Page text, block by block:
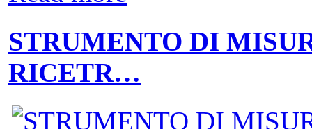
STRUMENTO DI
RICETR…